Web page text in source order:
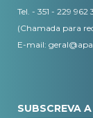
Tel. - 351 - 229 962
(Chamada para
E-mail:
SUBSCREVA